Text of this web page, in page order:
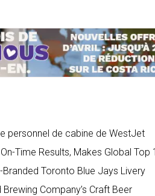
personnel de cabine de WestJet
Time Results, Makes Global Top
Toronto Blue Jays Livery
Company’s Craft Beer